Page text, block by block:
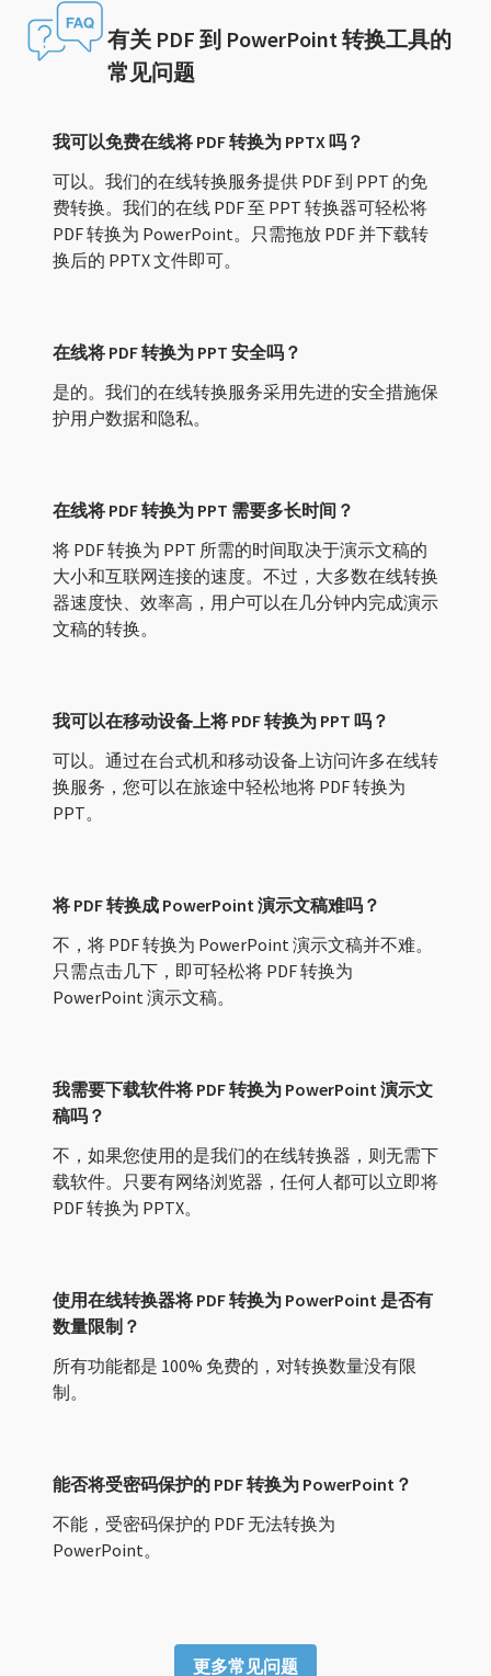
有关 PDF 到 PowerPoint 转换工具的
常见问题
我可以免费在线将 PDF 转换为 PPTX 吗？
可以。我们的在线转换服务提供 PDF 到 PPT 的免
费转换。我们的在线 PDF 至 PPT 转换器可轻松将
PDF 转换为 PowerPoint。只需拖放 PDF 并下载转
换后的 PPTX 文件即可。
在线将 PDF 转换为 PPT 安全吗？
是的。我们的在线转换服务采用先进的安全措施保
护用户数据和隐私。
在线将 PDF 转换为 PPT 需要多长时间？
将 PDF 转换为 PPT 所需的时间取决于演示文稿的
大小和互联网连接的速度。不过，大多数在线转换
器速度快、效率高，用户可以在几分钟内完成演示
文稿的转换。
我可以在移动设备上将 PDF 转换为 PPT 吗？
可以。通过在台式机和移动设备上访问许多在线转
换服务，您可以在旅途中轻松地将 PDF 转换为
PPT。
将 PDF 转换成 PowerPoint 演示文稿难吗？
不，将 PDF 转换为 PowerPoint 演示文稿并不难。
只需点击几下，即可轻松将 PDF 转换为
PowerPoint 演示文稿。
我需要下载软件将 PDF 转换为 PowerPoint 演示文
稿吗？
不，如果您使用的是我们的在线转换器，则无需下
载软件。只要有网络浏览器，任何人都可以立即将
PDF 转换为 PPTX。
使用在线转换器将 PDF 转换为 PowerPoint 是否有
数量限制？
所有功能都是 100% 免费的，对转换数量没有限
制。
能否将受密码保护的 PDF 转换为 PowerPoint？
不能，受密码保护的 PDF 无法转换为
PowerPoint。
更多常见问题